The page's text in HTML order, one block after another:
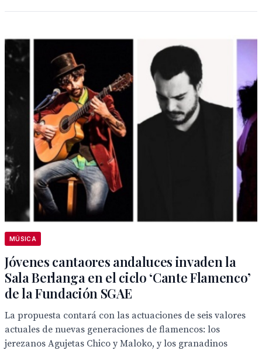
MÚSICA
Jóvenes cantaores andaluces invaden la
Sala Berlanga en el ciclo ‘Cante Flamenco’
de la Fundación SGAE
La propuesta contará con las actuaciones de seis valores
actuales de nuevas generaciones de flamencos: los
jerezanos Agujetas Chico y Maloko, y los granadinos